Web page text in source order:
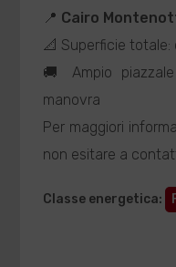
📍 Cairo
📐 Superficie totale:
🚚 Ampio
manovra
Per maggiori
non esitare a
Classe energetica: